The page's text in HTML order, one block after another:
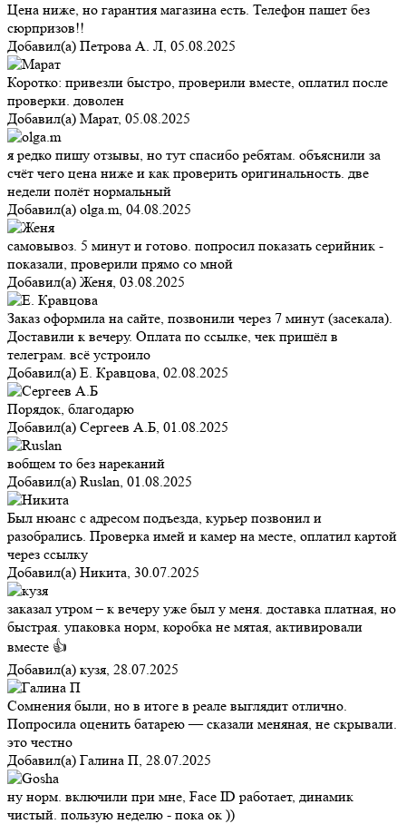
Цена ниже, но гарантия магазина есть. Телефон пашет без
сюрпризов!!
Добавил(а) Петрова А. Л, 05.08.2025
Коротко: привезли быстро, проверили вместе, оплатил после
проверки. доволен
Добавил(а) Марат, 05.08.2025
я редко пишу отзывы, но тут спасибо ребятам. объяснили за
счёт чего цена ниже и как проверить оригинальность. две
недели полёт нормальный
Добавил(а) olga.m, 04.08.2025
самовывоз. 5 минут и готово. попросил показать серийник -
показали, проверили прямо со мной
Добавил(а) Женя, 03.08.2025
Заказ оформила на сайте, позвонили через 7 минут (засекала).
Доставили к вечеру. Оплата по ссылке, чек пришёл в
телеграм. всё устроило
Добавил(а) Е. Кравцова, 02.08.2025
Порядок, благодарю
Добавил(а) Сергеев А.Б, 01.08.2025
вобщем то без нареканий
Добавил(а) Ruslan, 01.08.2025
Был нюанс с адресом подъезда, курьер позвонил и
разобрались. Проверка имей и камер на месте, оплатил картой
через ссылку
Добавил(а) Никита, 30.07.2025
заказал утром – к вечеру уже был у меня. доставка платная, но
быстрая. упаковка норм, коробка не мятая, активировали
вместе 👍
Добавил(а) кузя, 28.07.2025
Сомнения были, но в итоге в реале выглядит отлично.
Попросила оценить батарею — сказали меняная, не скрывали.
это честно
Добавил(а) Галина П, 28.07.2025
ну норм. включили при мне, Face ID работает, динамик
чистый. пользую неделю - пока ок ))